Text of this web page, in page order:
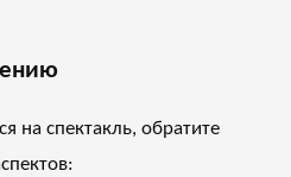
на спектакль, обратите